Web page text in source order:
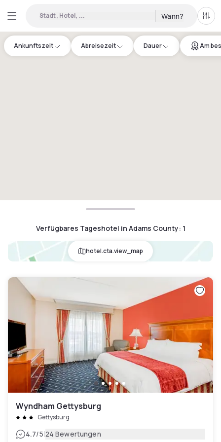
Stadt, Hotel, ... Wann? Alle
Ankunftszeit Abreisezeit Dauer Am
Verfügbares Tageshotel in Adams County: 1
hotel.cta.view_map
Wyndham Gettysburg
Gettysburg
4.7/5|24 Bewertungen